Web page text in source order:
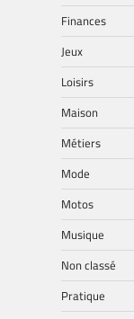
Finances
Jeux
Loisirs
Maison
Métiers
Mode
Motos
Musique
Non classé
Pratique